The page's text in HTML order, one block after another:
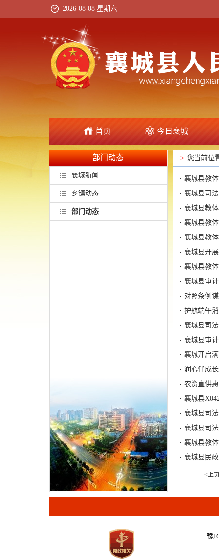
2026-08-08 星期六
首页 今日襄城
部门动态
襄城新闻
乡镇动态
部门动态
> 您当前位
襄城县教
襄城县司
襄城县教
襄城县教
襄城县教
襄城县开
襄城县教
襄城县审
对照条例
护航端午
襄城县司
襄城县审
襄城开启
润心伴成
农资直供
襄城县
襄城县司
襄城县司
襄城县教
襄城县民
<上页
豫